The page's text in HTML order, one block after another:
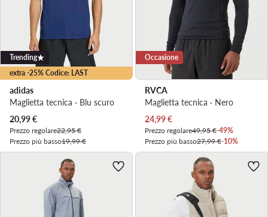
extra -25% Codice: LAST
Trending
adidas
Maglietta tecnica · Blu scuro
Prezzo attuale
20,99€
Prezzo regolare22,95 €
Prezzo più basso19,99 €
Occasione
RVCA
Maglietta tecnica · Nero
Prezzo attuale
24,99€
Prezzo regolare49,95 €-49%
Prezzo più basso27,99 €-10%